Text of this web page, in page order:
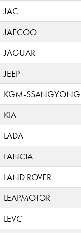
JAC
JAECOO
JAGUAR
JEEP
KGM-SSANGYONG
KIA
LADA
LANCIA
LAND ROVER
LEAPMOTOR
LEVC